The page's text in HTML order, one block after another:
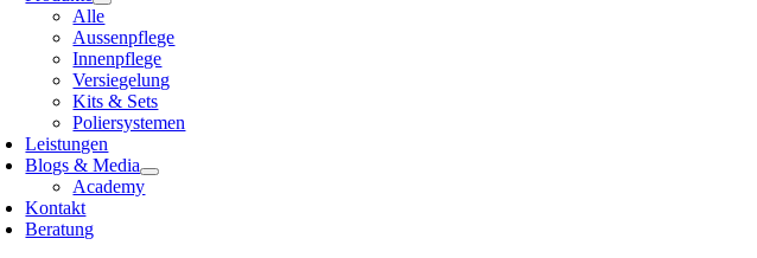
Alle
Aussenpflege
Innenpflege
Versiegelung
Kits & Sets
Poliersystemen
Leistungen
Blogs & Media
Academy
Kontakt
Beratung